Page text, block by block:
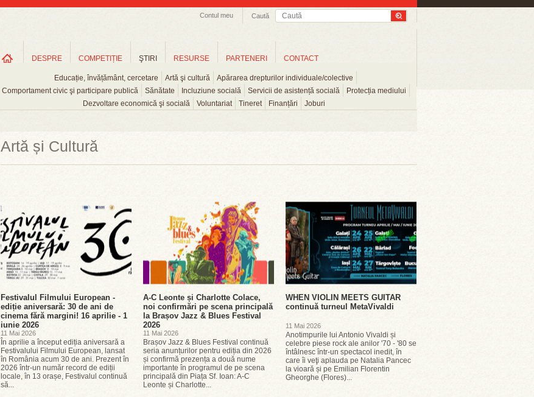
Caută
Contul meu
DESPRE COMPETIȚIE ŞTIRI
Educație, învățământ, cercetare Artă şi cultură
Apărarea drepturilor individuale/colective
Comportament civic şi participare publică
Sănătate Incluziune socială Servicii de asistență socială
Protecția mediului
Dezvoltare economică şi socială
Voluntariat Tineret Finanțări Joburi
RESURSE PARTENERI CONTACT
Artă și Cultură
Festivalul Filmului European -
ediție aniversară: 30 de ani de
cinema fără margini! 16 aprilie - 1
iunie 2026
11 Mai 2026
În aprilie a început ediția aniversară a
Festivalului Filmului European, lansat
în România acum 30 de ani. Prezent în
2026 într-un număr record de ediții
locale, în 13 orașe, Festivalul continuă
să...
A-C Leonte și Charlotte Colace,
noi confirmări pe scena principală
la Brașov Jazz & Blues Festival
2026
11 Mai 2026
Brașov Jazz & Blues Festival continuă
seria anunțurilor pentru ediția din 2026
și confirmă prezența a două nume
importante în programul de pe scena
principală din Piața Sf. Ioan: A-C
Leonte și Charlotte...
WHEN VIOLIN MEETS GUITAR
continuă turneul MetaVivaldi
11 Mai 2026
Anotimpurile lui Antonio Vivaldi și
celebre piese rock ale anilor '70 - '80 se
întâlnesc într-un spectacol inedit, în
care îi veţi aplauda pe Natalia Pancec
la vioară și pe Emilian Florentin
Gheorghe (Flores)...